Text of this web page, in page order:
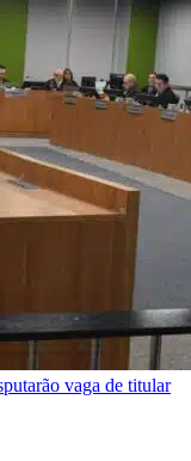
vaga de titular